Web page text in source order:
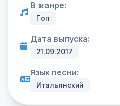
В жанре:
Поп
Дата выпуска:
21.09.2017
Язык песни:
Итальянский